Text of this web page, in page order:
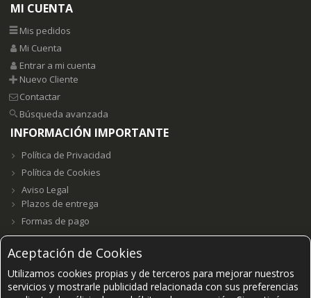
Aceptación de Cookies
Utilizamos cookies propias y de terceros para mejorar nuestros
servicios y mostrarle publicidad relacionada con sus preferencias
MI CUENTA
Mis pedidos
Mi Cuenta
Entrar a mi cuenta
Nuevo Cliente
Contactar
Búsqueda avanzada
INFORMACIÓN IMPORTANTE
Política de Privacidad
Política de Cookies
Aviso Legal
Plazos de entrega
Formas de pago
Grupo E23W Distribuciones, S.L. B98123102 ©2021- 2026.